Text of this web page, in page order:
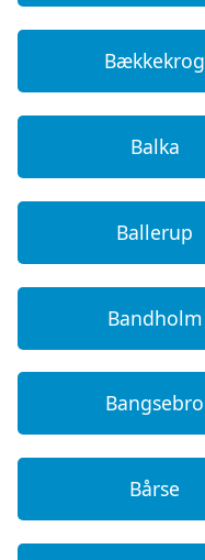
Bækkekrog
Balka
Ballerup
Bandholm
Bangsebro
Bårse